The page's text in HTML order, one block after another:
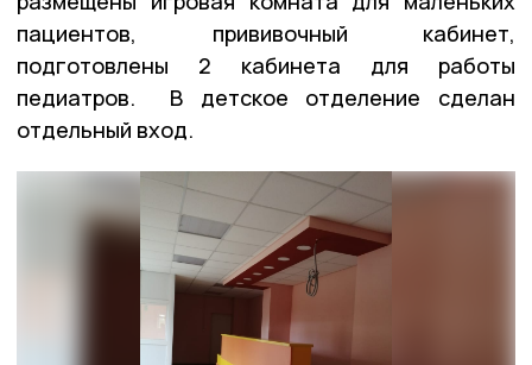
пациентов, прививочный кабинет,
подготовлены 2 кабинета для работы
педиатров. В детское отделение сделан
отдельный вход.